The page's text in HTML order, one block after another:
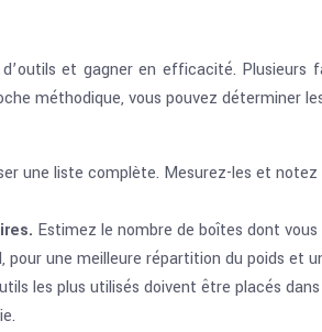
et gagner en efficacité.
méthodique, vous pouvez déterminer
une liste complète. Mesurez-les et
Estimez le nombre de boîtes dont
une meilleure répartition du poids et
les plus utilisés doivent être placés